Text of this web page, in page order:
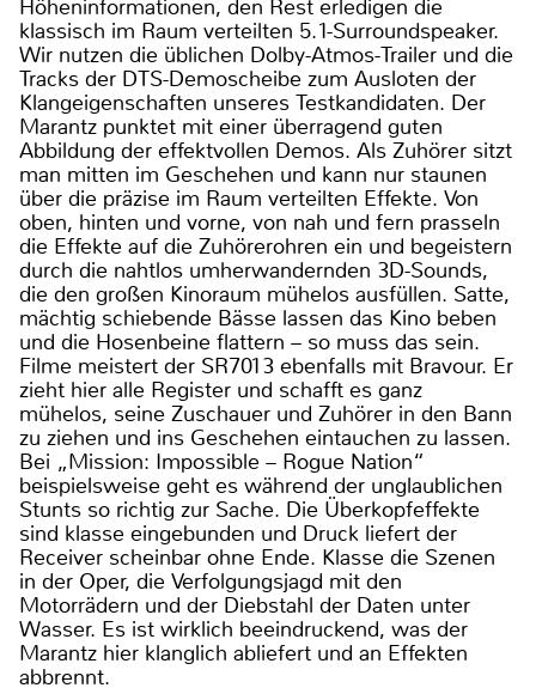
Höheninformationen, den Rest erledigen die
klassisch im Raum verteilten 5.1-Surroundspeaker.
Wir nutzen die üblichen Dolby-Atmos-Trailer und die
Tracks der DTS-Demoscheibe zum Ausloten der
Klangeigenschaften unseres Testkandidaten. Der
Marantz punktet mit einer überragend guten
Abbildung der effektvollen Demos. Als Zuhörer sitzt
man mitten im Geschehen und kann nur staunen
über die präzise im Raum verteilten Effekte. Von
oben, hinten und vorne, von nah und fern prasseln
die Effekte auf die Zuhörerohren ein und begeistern
durch die nahtlos umherwandernden 3D-Sounds,
die den großen Kinoraum mühelos ausfüllen. Satte,
mächtig schiebende Bässe lassen das Kino beben
und die Hosenbeine flattern – so muss das sein.
Filme meistert der SR7013 ebenfalls mit Bravour. Er
zieht hier alle Register und schafft es ganz
mühelos, seine Zuschauer und Zuhörer in den Bann
zu ziehen und ins Geschehen eintauchen zu lassen.
Bei „Mission: Impossible – Rogue Nation“
beispielsweise geht es während der unglaublichen
Stunts so richtig zur Sache. Die Überkopfeffekte
sind klasse eingebunden und Druck liefert der
Receiver scheinbar ohne Ende. Klasse die Szenen
in der Oper, die Verfolgungsjagd mit den
Motorrädern und der Diebstahl der Daten unter
Wasser. Es ist wirklich beeindruckend, was der
Marantz hier klanglich abliefert und an Effekten
abbrennt.